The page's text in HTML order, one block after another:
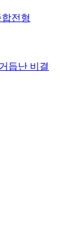
전형
듭난 비결